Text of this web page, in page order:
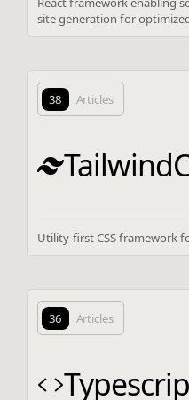
site generation for
38 Articles
Utility-first CSS framework
36 Articles